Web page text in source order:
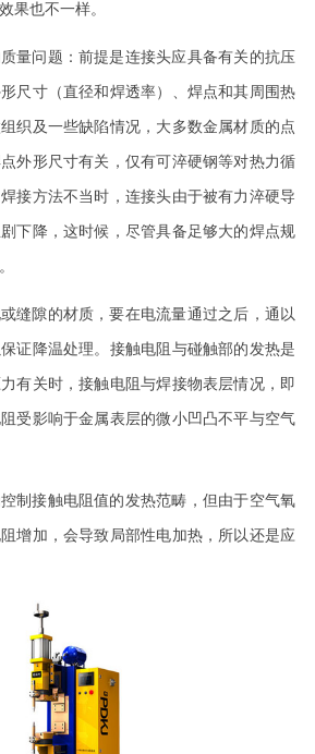
果也不一样。
量问题：前提是连接头应具备有关的抗压
尺寸（直径和焊透率）、焊点和其周围热
织及一些缺陷情况，大多数金属材质的点
外形尺寸有关，仅有可淬硬钢等对热力循
接方法不当时，连接头由于被有力淬硬导
下降，这时候，尽管具备足够大的焊点规
缝隙的材质，要在电流量通过之后，通以
证降温处理。接触电阻与碰触部的发热是
有关时，接触电阻与焊接物表层情况，即
受影响于金属表层的微小凹凸不平与空气
制接触电阻值的发热范畴，但由于空气氧
增加，会导致局部性电加热，所以还是应